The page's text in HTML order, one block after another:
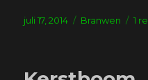
Geplaatst
juli 17, 2014 Tags
Branwen 1